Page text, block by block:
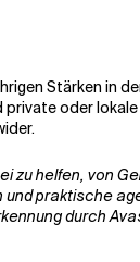
Stärken in
oder
zu helfen, von
praktische
durch